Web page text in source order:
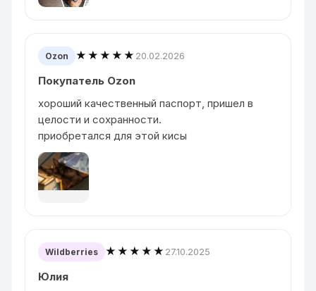
Ozon ★★★★★ 20.02.2026
Покупатель Ozon
хороший качественный паспорт, пришел в
целости и сохранности.
приобретался для этой кисы
Wildberries ★★★★★ 27.10.2025
Юлия